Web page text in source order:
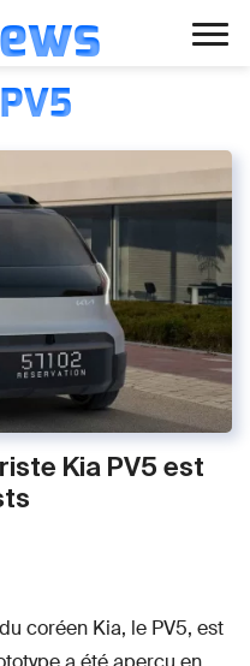
Kia PV5 est
coréen Kia, le PV5, est